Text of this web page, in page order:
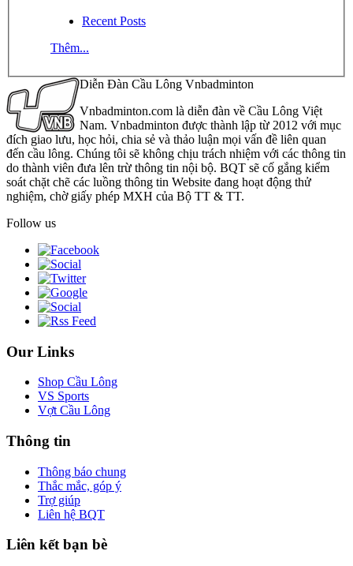
Recent Posts
Thêm...
Diễn Đàn Cầu Lông Vnbadminton
Vnbadminton.com là diễn đàn về Cầu Lông Việt
Nam. Vnbadminton được thành lập từ 2012 với mục
đích giao lưu, học hỏi, chia sẻ và thảo luận mọi vấn đề liên quan
đến cầu lông. Chúng tôi sẽ không chịu trách nhiệm với các thông tin
do thành viên đưa lên trừ thông tin nội bộ. BQT sẽ cố gắng kiểm
soát chặt chẽ các luồng thông tin Website đang hoạt động thử
nghiệm, chờ giấy phép MXH của Bộ TT & TT.
Follow us
Our Links
Shop Cầu Lông
VS Sports
Vợt Cầu Lông
Thông tin
Thông báo chung
Thắc mắc, góp ý
Trợ giúp
Liên hệ BQT
Liên kết bạn bè